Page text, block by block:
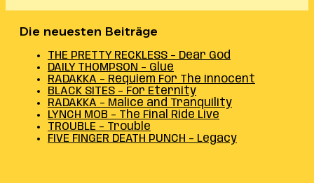
Die neuesten Beiträge
THE PRETTY RECKLESS – Dear God
DAILY THOMPSON – Glue
RADAKKA – Requiem For The Innocent
BLACK SITES – For Eternity
RADAKKA – Malice and Tranquility
LYNCH MOB – The Final Ride Live
TROUBLE – Trouble
FIVE FINGER DEATH PUNCH – Legacy